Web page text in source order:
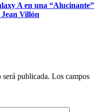
A en una “Alucinante”
Villón
publicada. Los campos